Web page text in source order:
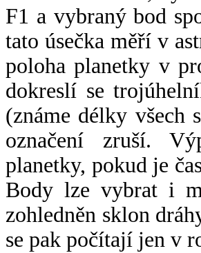
F1 a vybraný bod
tato úsečka měří v
poloha planetky v
dokreslí se
(známe délky všech
označení zruší.
planetky, pokud je
Body lze vybrat i
zohledněn sklon
se pak počítají jen v